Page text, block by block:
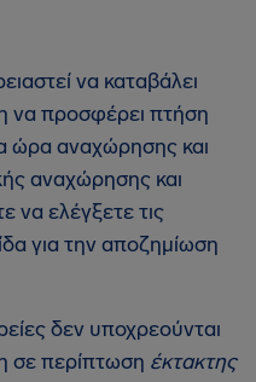
να καταβάλει
να προσφέρει πτήση
ώρα αναχώρησης και
αναχώρησης και
να ελέγξετε τις
για την αποζημίωση
δεν υποχρεούνται
σε περίπτωση έκτακτης